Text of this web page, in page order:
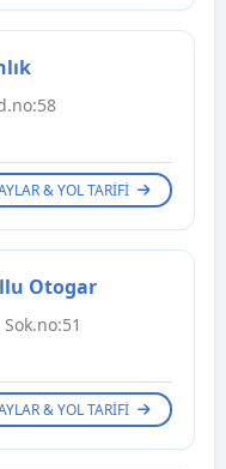
& YOL TARIFI
Otogar
& YOL TARIFI